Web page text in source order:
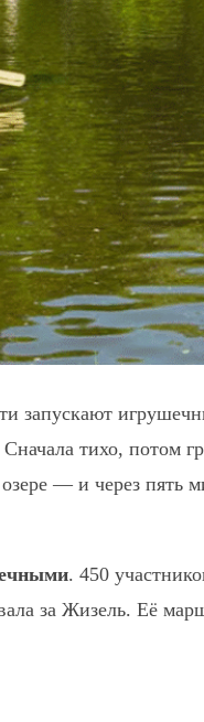
запускают
тихо, потом
— и через
. 450
за Жизель. Её